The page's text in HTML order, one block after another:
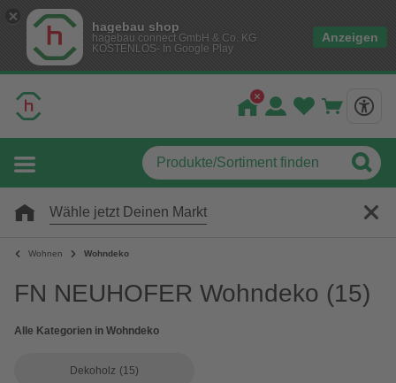
hagebau shop
hagebau connect GmbH & Co. KG
KOSTENLOS- In Google Play
Anzeigen
Wähle jetzt Deinen Markt
Wohnen Wohndeko
FN NEUHOFER Wohndeko (15)
Alle Kategorien in Wohndeko
Dekoholz (15)